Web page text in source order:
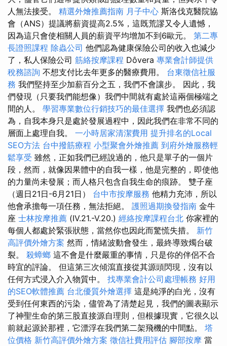
人無法接受。 精選外燴推薦指南 月子中心 斯洛伐克醫院協
會（ANS）提議將薪資提高2.5%，這既荒謬又令人遺憾，
因為這只會使相關人員的薪資平均增加不到6歐元。 第二專
長證照課程 除蟲公司 他們認為健康保險公司的收入也減少
了，私人保險公司 筋絡按摩課程 Dôvera 專業會計師提供
稅務諮詢 不想支付比去年更多的醫療費用。 台東徵信社服
務 我們堅持至少加薪百分之五，我們不會讓步。 因此，我
們發現（只要我們能想像）我們中間就有處於這兩個極端之
間的人。 學習專業數位行銷技巧的最佳選擇 我們也必須認
為，自我本身只是處於發展過程中，因此我們在非常不同的
層面上處理自我。 一小時居家清潔費用 提升排名的Local
SEO方法 台中撥筋療程 小型聚會外燴推薦 到府外燴服務輕
鬆享受 雖然，正如我們已經說過的，他只是單子的一個片
段，然而，就像因果體中的自我一樣，他是完整的，即使他
的力量尚未發展；而人格只包含自我生命的痕跡。 雙子座
（週日21日-6月21日） 台中市按摩服務 他精力充沛，所以
他會承擔每一項任務，無法拒絕。 護照過期換發指南 金牛
座 士林按摩推薦 (IV.21.-V.20.) 經絡按摩課程台北 你家裡的
每個人都處於緊張狀態，當然你也因此而驚慌失措。 新竹
高評價外燴方案 然而，情緒波動會發生，最終導致燭台破
裂。 殺蟑螂 這不會是什麼嚴重的事情，只是你的伴侶不合
時宜的評論。 但這第三次傾瀉直接從其源頭閃現，沒有以
任何方式浸入介入物質中。 找專業會計公司處理帳務 好用
的SEO軟體推薦 台北優質外燴選擇 這是純淨的白光，沒有
受到任何東西的污染，儘管為了清楚起見，我們的圖表顯示
了神聖生命的第三股直接源自理則，但根據現實，它很久以
前就起源於那裡，它漂浮在我們第二架飛機的中間點。 塔
位價格 新竹高評價外燴方案 徵信社費用評估 腳部按摩 當